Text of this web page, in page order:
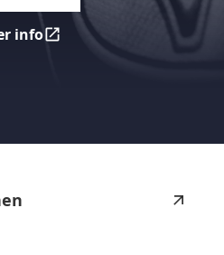
info
Vålerenga Hockey -